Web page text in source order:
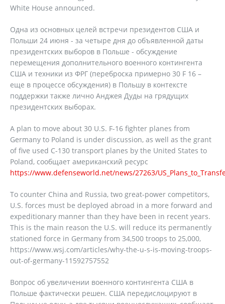
White House announced.
Одна из основных целей встречи президентов США и
Польши 24 июня - за четыре дня до объявленной даты
президентских выборов в Польше - обсуждение
перемещения дополнительного военного контингента
США и техники из ФРГ (переброска примерно 30 F 16 –
еще в процессе обсуждения) в Польшу в контексте
поддержки также лично Анджея Дуды на грядущих
президентских выборах.
A plan to move about 30 U.S. F-16 fighter planes from
Germany to Poland is under discussion, as well as the grant
of five used C-130 transport planes by the United States to
Poland, сообщает американский ресурс
https://www.defenseworld.net/news/27263/
To counter China and Russia, two great-power competitors,
U.S. forces must be deployed abroad in a more forward and
expeditionary manner than they have been in recent years.
This is the main reason the U.S. will reduce its permanently
stationed force in Germany from 34,500 troops to 25,000,
https://www.wsj.com/articles/why-the-u-s-is-moving-troops-
out-of-germany-11592757552
Вопрос об увеличении военного контингента США в
Польше фактически решен. США передислоцируют в